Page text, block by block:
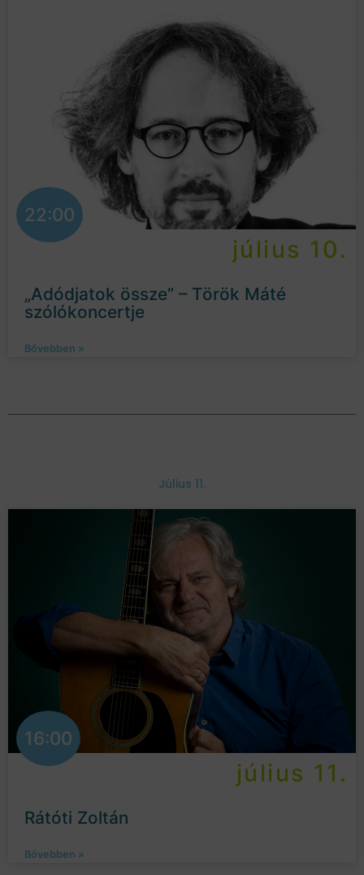
22:00
július 10.
„Adódjatok össze” – Török Máté
szólókoncertje
Bővebben »
Július 11.
16:00
július 11.
Rátóti Zoltán
Bővebben »